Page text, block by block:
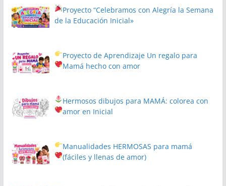
Proyecto“Celebramos con Alegría la Semana
de la Educación Inicial»
Proyecto de Aprendizaje Un regalo para
Mamá hecho con amor
Hermosos dibujos para MAMÁ: colorea con
amor en Inicial
Manualidades HERMOSAS para mamá
(fáciles y llenas de amor)